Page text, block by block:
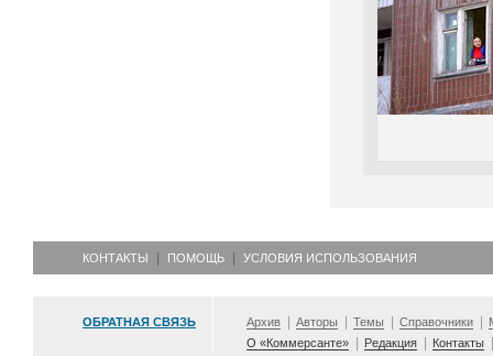
КОНТАКТЫ ПОМОЩЬ УСЛОВИЯ ИСПОЛЬЗОВАНИЯ
ОБРАТНАЯ СВЯЗЬ Архив Авторы Темы Справочники
О «Коммерсанте»
Редакция Контакты